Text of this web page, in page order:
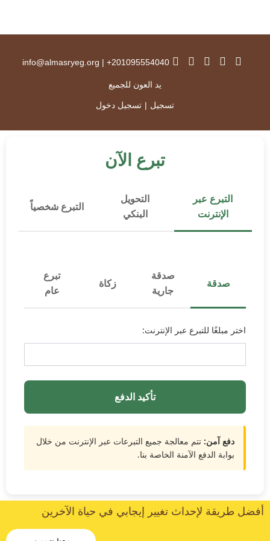
201095554040+
|
info@almasryeg.org
يد العون للجميع
تسجيل | تسجيل دخول
تبرع الآن
التبرع عبر
الإنترنت
التحويل
البنكي
التبرع شخصياً
صدقة
صدقة
جارية
زكاة
تبرع
عام
اختر مبلغًا للتبرع عبر الإنترنت:
تأكيد الدفع
دفع آمن: تتم معالجة جميع التبرعات عبر الإنترنت من خلال
بوابة الدفع الآمنة الخاصة بنا.
أفضل طريقة لإحداث تغيير إيجابي في حياة الآخرين